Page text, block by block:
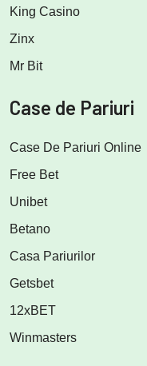
King Casino
Zinx
Mr Bit
Case de Pariuri
Case De Pariuri Online
Free Bet
Unibet
Betano
Casa Pariurilor
Getsbet
12xBET
Winmasters